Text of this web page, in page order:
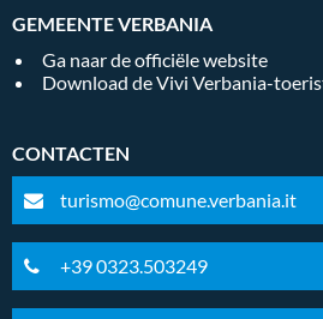
GEMEENTE VERBANIA
Ga naar de officiële website
Download de Vivi Verbania-
CONTACTEN
turismo@comune.verbania.it
+39 0323.503249